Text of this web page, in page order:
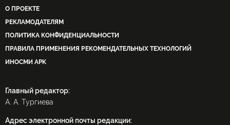
О ПРОЕКТЕ
РЕКЛАМОДАТЕЛЯМ
ПОЛИТИКА КОНФИДЕНЦИАЛЬНОСТИ
ПРАВИЛА ПРИМЕНЕНИЯ РЕКОМЕНДАТЕЛЬНЫХ ТЕХНОЛОГИЙ
ИНОСМИ APK
Главный редактор:
А. А. Тургиева
Адрес электронной почты редакции: